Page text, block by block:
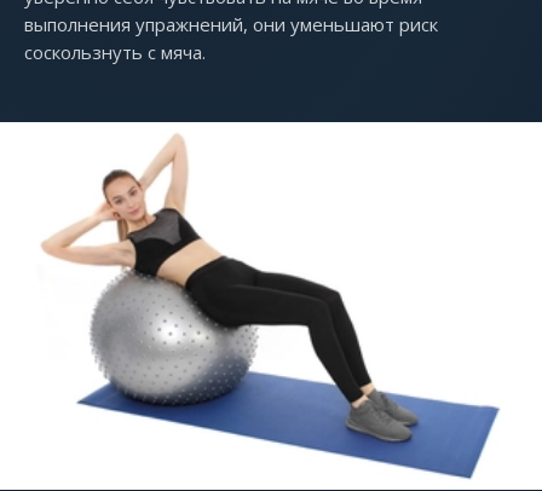
выполнения упражнений, они уменьшают риск
соскользнуть с мяча.